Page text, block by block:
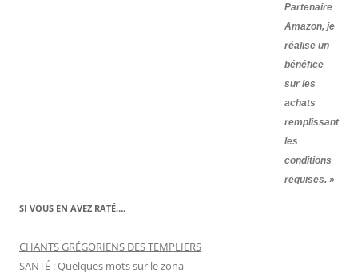
Partenaire
Amazon, je
réalise un
bénéfice
sur les
achats
remplissant
les
conditions
requises. »
SI VOUS EN AVEZ RATÉ….
CHANTS GRÉGORIENS DES TEMPLIERS
SANTÉ : Quelques mots sur le zona